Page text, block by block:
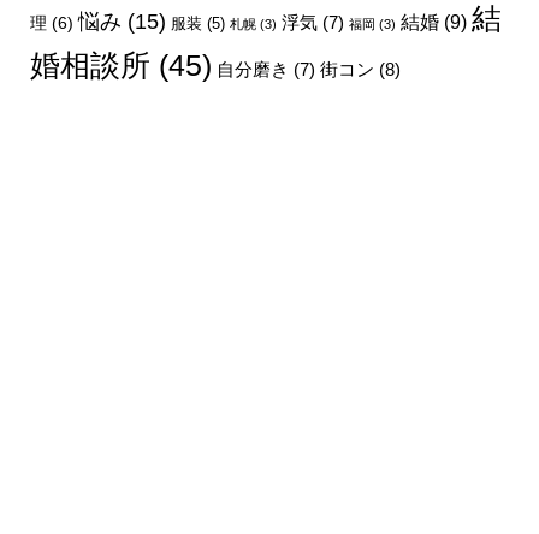
理 (6) 悩み (15) 服装 (5) 札幌(3) 浮気(7) 福岡 (3) 結婚(9) 結
婚相談所 (45) 自分磨き (7) 街コン (8)